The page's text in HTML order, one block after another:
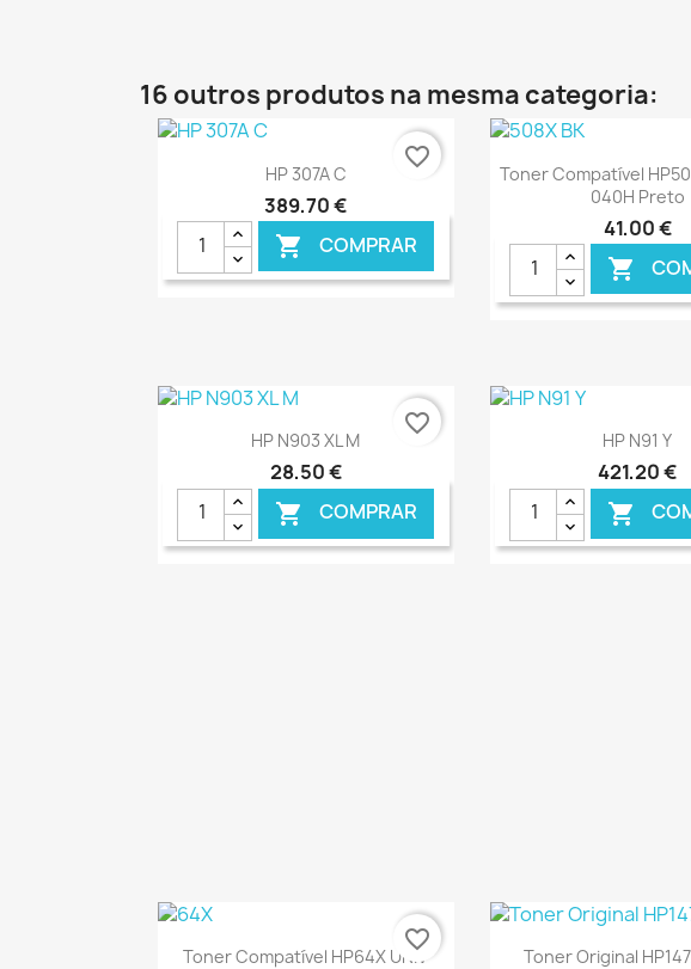
16 outros produtos na mesma categoria:
Ver+
HP 307A C
389,70 €
 COMPRAR
favorite_border Ver+
Toner Compatível
040H Preto
41,00 €

Ver+
HP N903 XL M
28,50 €
 COMPRAR
favorite_border Ver+
HP N91 Y
421,20 €

Ver+
Toner Compatível HP64X UNIV
favorite_border Ver+
Toner Original